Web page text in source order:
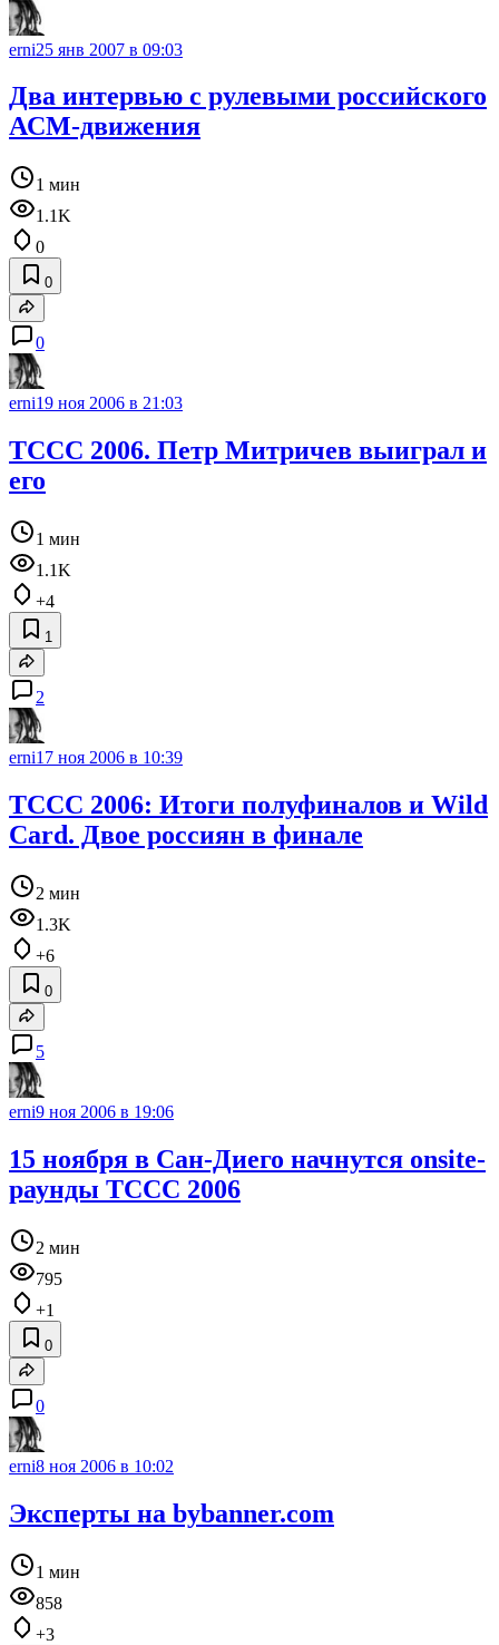
erni25 янв 2007 в 09:03
Два интервью с рулевыми российского
АСМ-движения
1 мин
1.1K
0
0
0
erni19 ноя 2006 в 21:03
TCCC 2006. Петр Митричев выиграл и
его
1 мин
1.1K
+4
1
2
erni17 ноя 2006 в 10:39
TCCC 2006: Итоги полуфиналов и Wild
Card. Двое россиян в финале
2 мин
1.3K
+6
0
5
erni9 ноя 2006 в 19:06
15 ноября в Сан-Диего начнутся onsite-
раунды TCCC 2006
2 мин
795
+1
0
0
erni8 ноя 2006 в 10:02
Эксперты на bybanner.com
1 мин
858
+3